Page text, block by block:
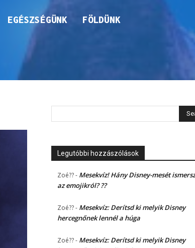
EGÉSZSÉGÜNK FÖLDÜNK
Legutóbbi hozzászólások
Zoé??- Mesekvíz! Hány Disney-mesét
az emojikról? ??
Zoé??- Mesekvíz: Derítsd ki melyik Disney
hercegnőnek lennél a húga
Zoé??- Mesekvíz: Derítsd ki melyik Disney